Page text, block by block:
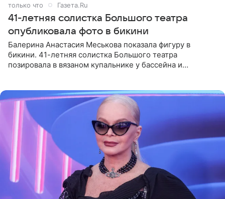
только что Газета.Ru
41-летняя солистка Большого театра
опубликовала фото в бикини
Балерина Анастасия Меськова показала фигуру в
бикини. 41-летняя солистка Большого театра
позировала в вязаном купальнике у бассейна и